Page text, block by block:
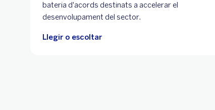
bateria d'acords destinats a accelerar el
desenvolupament del sector.
Llegir o escoltar